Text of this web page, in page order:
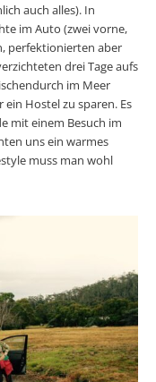
auch alles). In
im Auto (zwei vorne,
perfektionierten aber
drei Tage aufs
im Meer
Hostel zu sparen. Es
mit einem Besuch im
uns ein warmes
muss man wohl